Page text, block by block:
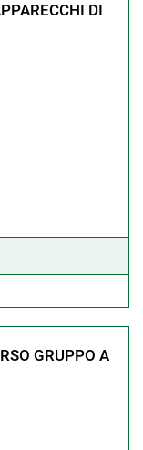
DI
GRUPPO A